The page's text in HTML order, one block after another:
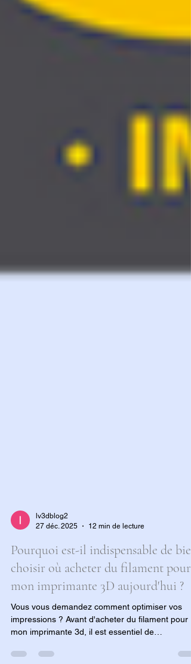
27 déc. 2025
12 min de lecture
Pourquoi est-il indispensable de bien
choisir où acheter du filament pour
mon imprimante 3D aujourd'hui ?
Vous vous demandez comment optimiser vos
mon imprimante 3d, il est essentiel de